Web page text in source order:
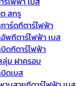
สกรู
าร์ดกีตาร์ไฟฟ้า
พกีตาร์ไฟฟ้า เบส
ดกีตาร์ไฟฟ้า
ลุ่ม ฝาครอบ
ดเบส